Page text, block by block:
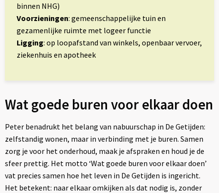
binnen NHG)
Voorzieningen: gemeenschappelijke tuin en
gezamenlijke ruimte met logeer functie
Ligging: op loopafstand van winkels, openbaar vervoer,
ziekenhuis en apotheek
Wat goede buren voor elkaar doen
Peter benadrukt het belang van nabuurschap in De Getijden:
zelfstandig wonen, maar in verbinding met je buren. Samen
zorg je voor het onderhoud, maak je afspraken en houd je de
sfeer prettig. Het motto ‘Wat goede buren voor elkaar doen’
vat precies samen hoe het leven in De Getijden is ingericht.
Het betekent: naar elkaar omkijken als dat nodig is, zonder